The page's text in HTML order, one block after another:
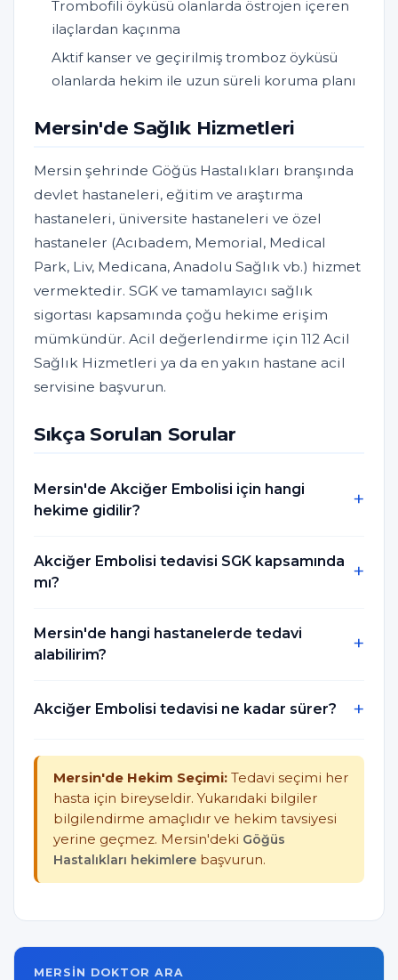
Trombofili öyküsü olanlarda östrojen içeren
ilaçlardan kaçınma
Aktif kanser ve geçirilmiş tromboz öyküsü
olanlarda hekim ile uzun süreli koruma planı
Mersin'de Sağlık Hizmetleri
Mersin şehrinde Göğüs Hastalıkları branşında
devlet hastaneleri, eğitim ve araştırma
hastaneleri, üniversite hastaneleri ve özel
hastaneler (Acıbadem, Memorial, Medical
Park, Liv, Medicana, Anadolu Sağlık vb.) hizmet
vermektedir. SGK ve tamamlayıcı sağlık
sigortası kapsamında çoğu hekime erişim
mümkündür. Acil değerlendirme için 112 Acil
Sağlık Hizmetleri ya da en yakın hastane acil
servisine başvurun.
Sıkça Sorulan Sorular
Mersin'de Akciğer Embolisi için hangi
hekime gidilir?
Akciğer Embolisi tedavisi SGK kapsamında
mı?
Mersin'de hangi hastanelerde tedavi
alabilirim?
Akciğer Embolisi tedavisi ne kadar sürer?
Mersin'de Hekim Seçimi: Tedavi seçimi her
hasta için bireyseldir. Yukarıdaki bilgiler
bilgilendirme amaçlıdır ve hekim tavsiyesi
yerine geçmez. Mersin'deki Göğüs
Hastalıkları hekimlere başvurun.
MERSIN DOKTOR ARA